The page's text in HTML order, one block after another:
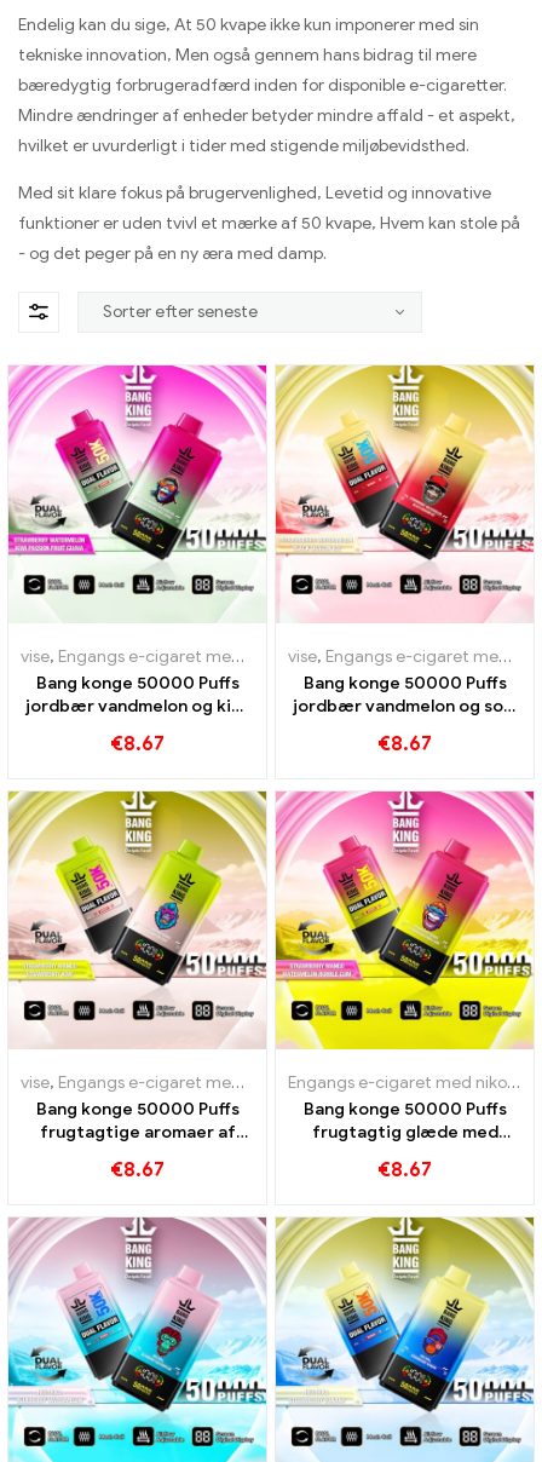
Endelig kan du sige, At 50 kvape ikke kun imponerer med sin
tekniske innovation, Men også gennem hans bidrag til mere
bæredygtig forbrugeradfærd inden for disponible e-cigaretter.
Mindre ændringer af enheder betyder mindre affald - et aspekt,
hvilket er uvurderligt i tider med stigende miljøbevidsthed.
Med sit klare fokus på brugervenlighed, Levetid og innovative
funktioner er uden tvivl et mærke af 50 kvape, Hvem kan stole på
- og det peger på en ny æra med damp.
vise, Engangs e-cigaret med nikotin ,Engangs e-cigaretter ,
Bang konge 50000 Puffs
jordbær vandmelon og kiwi
€8.67
vise, Engangs e-cigaret med nikotin
Bang konge 50000 Puffs
jordbær vandmelon og sort
€8.67
vise, Engangs e-cigaret med nikotin ,Engangs e-cigaretter ,
Bang konge 50000 Puffs
frugtagtige aromaer af
kiwi for en intensiv
€8.67
Engangs e-cigaret med nikotin
Bang konge 50000 Puffs
frugtagtig glæde med
vandmelonboble
€8.67